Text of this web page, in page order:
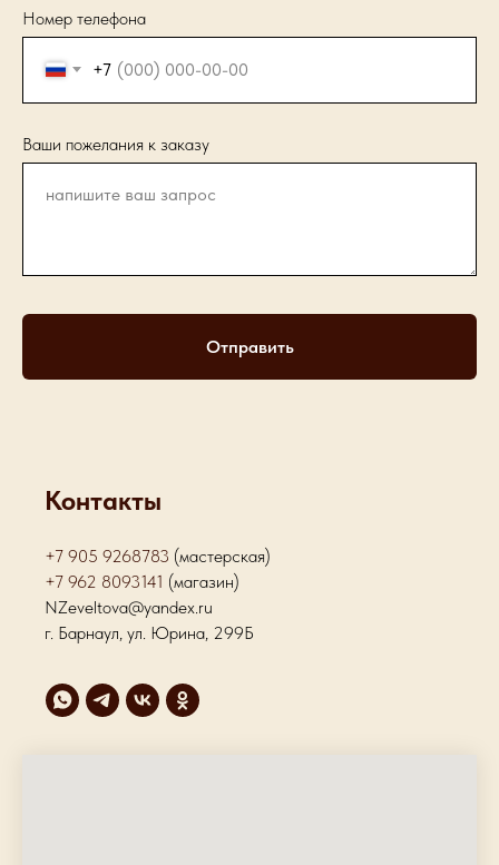
Номер телефона
+7
Ваши пожелания к заказу
Отправить
Контакты
+7 905 9268783 (мастерская)
+7 962 8093141 (магазин)
NZeveltova@yandex.ru
г. Барнаул, ул. Юрина, 299Б